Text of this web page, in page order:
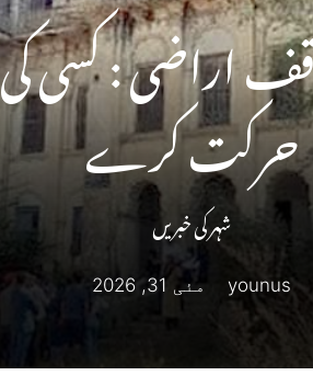
وقف اراضی :
حرکت کرے
شہر کی خبریں
younus مئی 31, 2026